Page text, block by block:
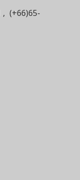
, (+66)65-